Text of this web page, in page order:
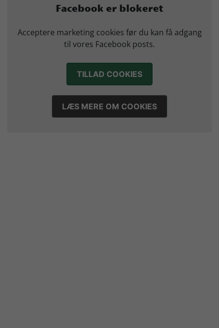
Marius Nørsøller udlejes til HØJ Elite
Morten Vium takker af efter 17 sæsoner i grønt
12. juli 2026
Facebook er blokeret
Acceptere marketing cookies før du kan få adgang
til vores Facebook posts.
TILLAD COOKIES
LÆS MERE OM COOKIES